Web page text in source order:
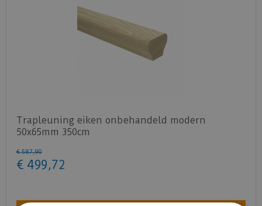
Trapleuning eiken onbehandeld modern
50x65mm 350cm
€ 587,90
€ 499,72